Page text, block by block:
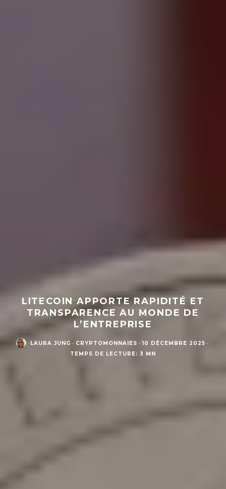
LITECOIN APPORTE RAPIDITÉ ET
TRANSPARENCE AU MONDE DE
L’ENTREPRISE
LAURA JUNG · CRYPTOMONNAIES · 10 DÉCEMBRE 2025 ·
TEMPS DE LECTURE: 3 MN